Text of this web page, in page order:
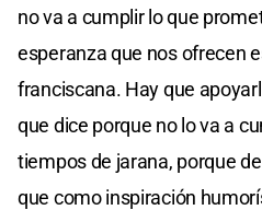
no va a cumplir lo que
esperanza que nos ofrecen
franciscana. Hay que
que dice porque no lo va a
tiempos de jarana, porque
que como inspiración